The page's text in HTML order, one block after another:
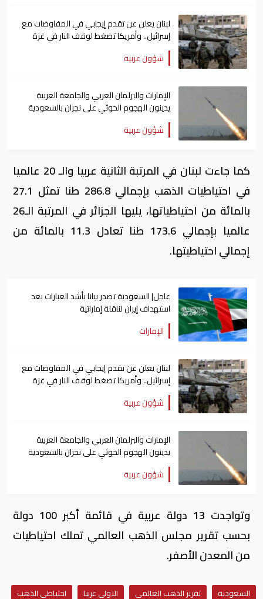
لبنان يعلن عن تقدم إيجابي في المفاوضات مع
إسرائيل.. وأمريكا تضغط لوقف النار في غزة
شؤون عربية
الإمارات والبرلمان العربي والجامعة العربية
يدينون الهجوم الحوثي على نجران بالسعودية
شؤون عربية
كما جاءت لبنان في المرتبة الثانية عربيا والـ 20 عالميا
في احتياطيات الذهب بإجمالي 286.8 طنا تمثل 27.1
بالمائة من احتياطياتها، يليها الجزائر في المرتبة الـ26
عالميا بإجمالي 173.6 طنا تعادل 11.3 بالمائة من
إجمالي احتياطيتها.
عاجل| السعودية تصدر بيانا بأشد العبارات بعد
استهداف إيران لناقلة إماراتية
الإمارات
لبنان يعلن عن تقدم إيجابي في المفاوضات مع
إسرائيل.. وأمريكا تضغط لوقف النار في غزة
شؤون عربية
الإمارات والبرلمان العربي والجامعة العربية
يدينون الهجوم الحوثي على نجران بالسعودية
شؤون عربية
وتواجدت 13 دولة عربية في قائمة أكبر 100 دولة
بحسب تقرير مجلس الذهب العالمي تملك احتياطيات
من المعدن الأصفر.
السعودية تقرير الذهب العالمي الاولى عربيا احتياطي الذهب